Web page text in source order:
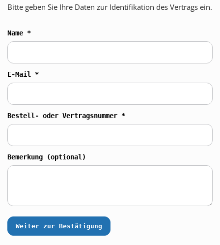
Bitte geben Sie Ihre Daten zur Identifikation des Vertrags ein.
Name *
E-Mail *
Bestell- oder Vertragsnummer *
Bemerkung (optional)
Weiter zur Bestätigung